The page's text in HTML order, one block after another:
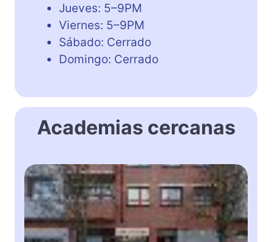
Jueves: 5–9PM
Viernes: 5–9PM
Sábado: Cerrado
Domingo: Cerrado
Academias cercanas
M
a
t
t
h